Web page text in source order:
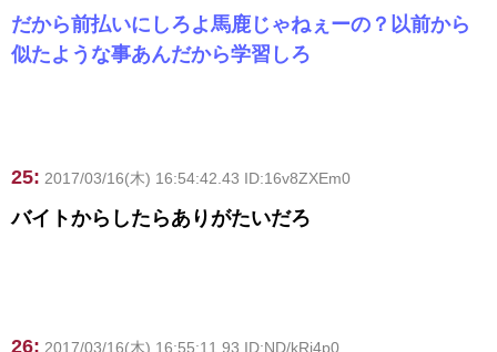
だから前払いにしろよ馬鹿じゃねぇーの？以前から
似たような事あんだから学習しろ
25: 2017/03/16(木) 16:54:42.43 ID:16v8ZXEm0
バイトからしたらありがたいだろ
26: 2017/03/16(木) 16:55:11.93 ID:ND/kRi4p0